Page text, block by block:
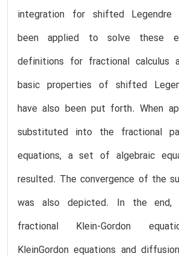
integration for shifted Legendre
been applied to solve these
definitions for fractional calculus
basic properties of shifted
have also been put forth. When
substituted into the fractional
equations, a set of algebraic
resulted. The convergence of the
was also depicted. In the end,
fractional Klein-Gordon
KleinGordon equations and